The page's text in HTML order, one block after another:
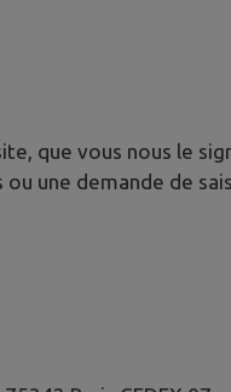
que vous nous le
une demande de